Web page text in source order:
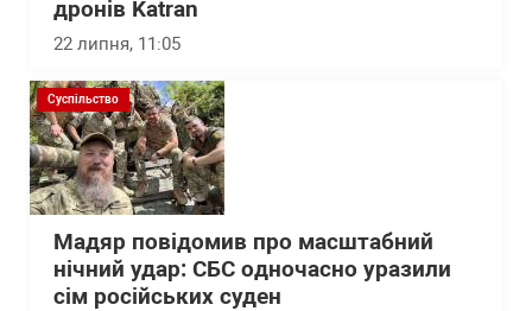
дронів Katran
22 липня, 11:05
Суспільство
Мадяр повідомив про масштабний
нічний удар: СБС одночасно уразили
сім російських суден